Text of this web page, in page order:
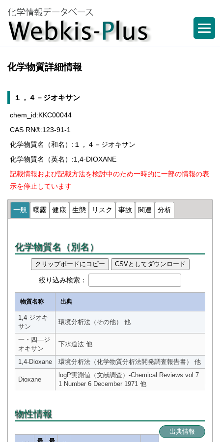
化学物質詳細情報
１，４－ジオキサン
chem_id:KKC00044
CAS RN®:123-91-1
化学物質名（和名）:１，４－ジオキサン
化学物質名（英名）:1,4-DIOXANE
記載情報および記載方法を検討中のため一時的に一部の情報の表
示を停止しています
一般 曝露 健康 生態 リスク 事故 関連 分析
化学物質名（別名）
クリップボードにコピー CSVとしてダウンロード
絞り込み検索：
物質名称 出典
1,4-ジオキ
サン
環境分析法（その他） 他
一・四―ジ
オキサン
下水道法 他
1,4-Dioxane 環境分析法（化学物質分析法開発調査報告書） 他
Dioxane
logP実測値（文献調査）-Chemical Reviews vol 7
1 Number 6 December 1971 他
物性情報
出典情報